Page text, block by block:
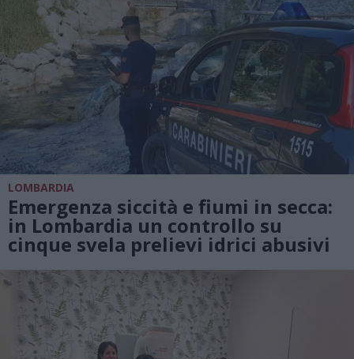
LOMBARDIA
Emergenza siccità e fiumi in secca:
in Lombardia un controllo su
cinque svela prelievi idrici abusivi